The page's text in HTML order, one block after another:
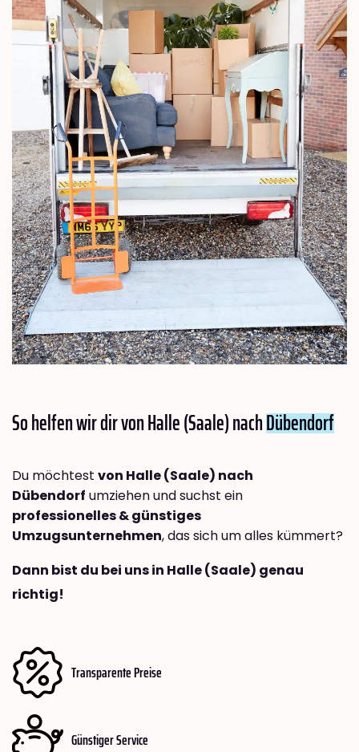
So helfen wir dir von Halle (Saale) nachDübendorf
Du möchtest von Halle (Saale) nach
Dübendorf umziehen und suchst ein
professionelles & günstiges
Umzugsunternehmen, das sich um alles kümmert?
Dann bist du bei uns in Halle (Saale) genau
richtig!
Transparente Preise
Günstiger Service